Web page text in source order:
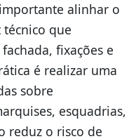
alinhar o
que
fixações e
é realizar uma
sobre
esquadrias,
reduz o risco de